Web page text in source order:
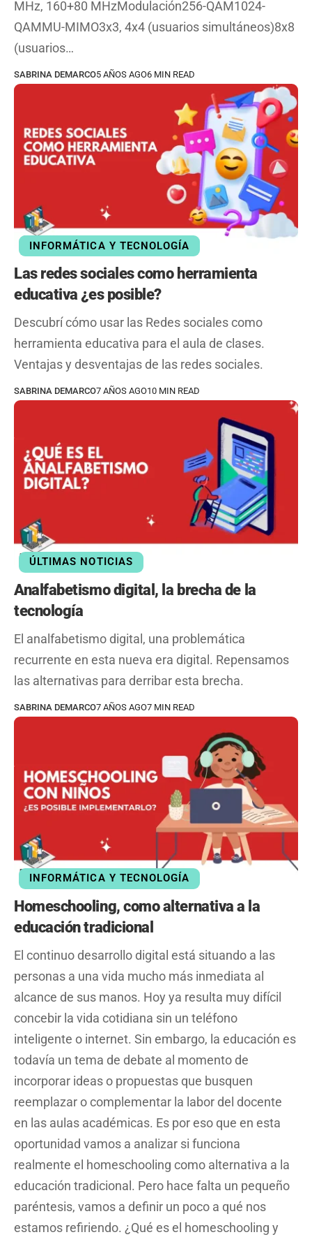
MHz, 160+80 MHzModulación256-QAM1024-
QAMMU-MIMO3x3, 4x4 (usuarios simultáneos)8x8
(usuarios…
SABRINA DEMARCO5 AÑOS AGO6 MIN READ
INFORMÁTICA Y TECNOLOGÍA
Las redes sociales como herramienta
educativa ¿es posible?
Descubrí cómo usar las Redes sociales como
herramienta educativa para el aula de clases.
Ventajas y desventajas de las redes sociales.
SABRINA DEMARCO7 AÑOS AGO10 MIN READ
ÚLTIMAS NOTICIAS
Analfabetismo digital, la brecha de la
tecnología
El analfabetismo digital, una problemática
recurrente en esta nueva era digital. Repensamos
las alternativas para derribar esta brecha.
SABRINA DEMARCO7 AÑOS AGO7 MIN READ
INFORMÁTICA Y TECNOLOGÍA
Homeschooling, como alternativa a la
educación tradicional
El continuo desarrollo digital está situando a las
personas a una vida mucho más inmediata al
alcance de sus manos. Hoy ya resulta muy difícil
concebir la vida cotidiana sin un teléfono
inteligente o internet. Sin embargo, la educación es
todavía un tema de debate al momento de
incorporar ideas o propuestas que busquen
reemplazar o complementar la labor del docente
en las aulas académicas. Es por eso que en esta
oportunidad vamos a analizar si funciona
realmente el homeschooling como alternativa a la
educación tradicional. Pero hace falta un pequeño
paréntesis, vamos a definir un poco a qué nos
estamos refiriendo. ¿Qué es el homeschooling y